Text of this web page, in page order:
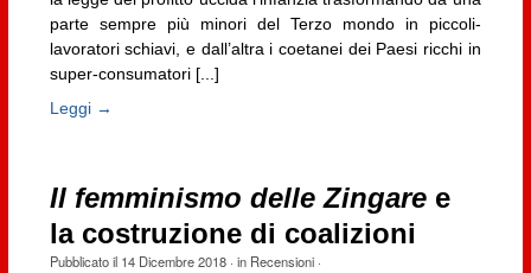
parte sempre più minori del Terzo mondo in piccoli-
lavoratori schiavi, e dall’altra i coetanei dei Paesi ricchi in
super-consumatori [...]
Leggi →
Il femminismo delle Zingaree
la costruzione di coalizioni
Pubblicato il 14 Dicembre 2018· in Recensioni·